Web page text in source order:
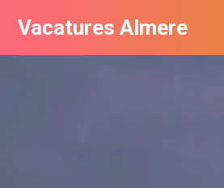
Vacatures Almere
Vacatures per bedrijf